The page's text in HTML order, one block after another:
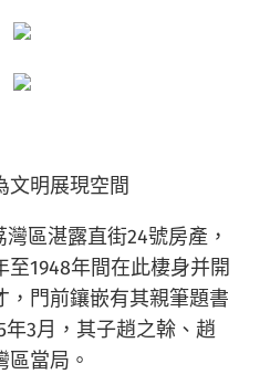
文明展現空間
區湛露直街24號房產，
至1948年間在此棲身并開
，門前鑲嵌有其親筆題書
年3月，其子趙之榦、趙
當局。